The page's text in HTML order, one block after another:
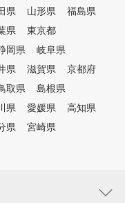
県 山形県
福島県
県
東京都
岡県
岐阜県
県 滋賀県
京都府
取県
島根県
県 愛媛県
高知県
県
宮崎県